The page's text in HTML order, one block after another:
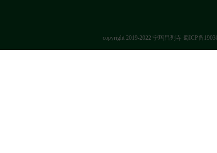
copyright 2019-2022 宁玛昌列寺 蜀ICP备